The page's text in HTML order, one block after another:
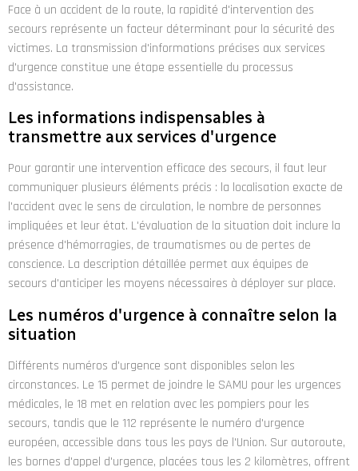
Face à un accident de la route, la rapidité d'intervention des
secours représente un facteur déterminant pour la sécurité des
victimes. La transmission d'informations précises aux services
d'urgence constitue une étape essentielle du processus
d'assistance.
Les informations indispensables à
transmettre aux services d'urgence
Pour garantir une intervention efficace des secours, il faut leur
communiquer plusieurs éléments précis : la localisation exacte de
l'accident avec le sens de circulation, le nombre de personnes
impliquées et leur état. L'évaluation de la situation doit inclure la
présence d'hémorragies, de traumatismes ou de pertes de
conscience. La description détaillée permet aux équipes de
secours d'anticiper les moyens nécessaires à déployer sur place.
Les numéros d'urgence à connaître selon la
situation
Différents numéros d'urgence sont disponibles selon les
circonstances. Le 15 permet de joindre le SAMU pour les urgences
médicales, le 18 met en relation avec les pompiers pour les
secours, tandis que le 112 représente le numéro d'urgence
européen, accessible dans tous les pays de l'Union. Sur autoroute,
les bornes d'appel d'urgence, placées tous les 2 kilomètres, offrent